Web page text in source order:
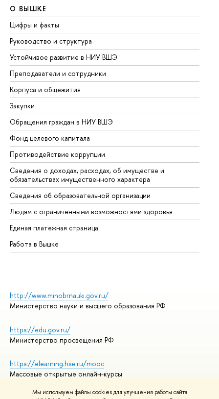
Мы используем файлы cookies для улучшения работы сайта
О ВЫШКЕ
Цифры и факты
Руководство и структура
Устойчивое развитие в НИУ ВШЭ
Преподаватели и сотрудники
Корпуса и общежития
Закупки
Обращения граждан в НИУ ВШЭ
Фонд целевого капитала
Противодействие коррупции
Сведения о доходах, расходах, об имуществе и
обязательствах имущественного характера
Сведения об образовательной организации
Людям с ограниченными возможностями здоровья
Единая платежная страница
Работа в Вышке
http://www.minobrnauki.gov.ru/
Министерство науки и высшего образования РФ
https://edu.gov.ru/
Министерство просвещения РФ
https://elearning.hse.ru/mooc
Массовые открытые онлайн-курсы